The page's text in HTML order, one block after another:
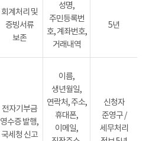
회계처리 및
증빙서류
보존
성명,
주민등록번
호, 계좌번호,
거래내역
5년
전자기부금
영수증 발행,
국세청 신고
이름,
생년월일,
연락처, 주소,
휴대폰,
이메일,
신청자
준영구 /
세무처리